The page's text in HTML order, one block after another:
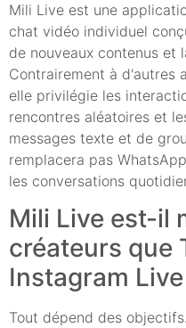
Mili Live est une
chat vidéo individuel
de nouveaux contenus et
Contrairement à d'autres
elle privilégie les
rencontres aléatoires et
messages texte et de
remplacera pas
les conversations
Mili Live est-il
créateurs que
Instagram
Tout dépend des